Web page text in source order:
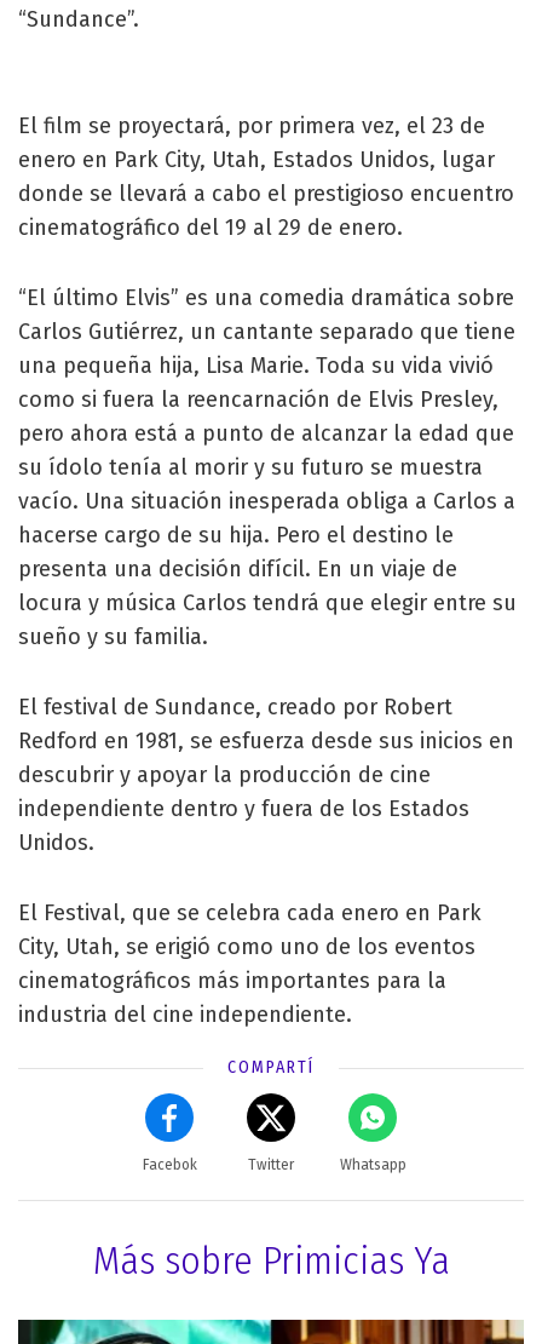
“Sundance”.
El film se proyectará, por primera vez, el 23 de
enero en Park City, Utah, Estados Unidos, lugar
donde se llevará a cabo el prestigioso encuentro
cinematográfico del 19 al 29 de enero.
“El último Elvis” es una comedia dramática sobre
Carlos Gutiérrez, un cantante separado que tiene
una pequeña hija, Lisa Marie. Toda su vida vivió
como si fuera la reencarnación de Elvis Presley,
pero ahora está a punto de alcanzar la edad que
su ídolo tenía al morir y su futuro se muestra
vacío. Una situación inesperada obliga a Carlos a
hacerse cargo de su hija. Pero el destino le
presenta una decisión difícil. En un viaje de
locura y música Carlos tendrá que elegir entre su
sueño y su familia.
El festival de Sundance, creado por Robert
Redford en 1981, se esfuerza desde sus inicios en
descubrir y apoyar la producción de cine
independiente dentro y fuera de los Estados
Unidos.
El Festival, que se celebra cada enero en Park
City, Utah, se erigió como uno de los eventos
cinematográficos más importantes para la
industria del cine independiente.
COMPARTÍ
Facebok Twitter Whatsapp
Más sobre Primicias Ya